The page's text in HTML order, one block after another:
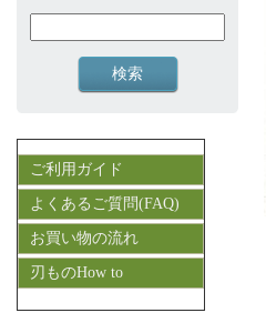
ご利用ガイド
よくあるご質問(FAQ)
お買い物の流れ
刃ものHow to